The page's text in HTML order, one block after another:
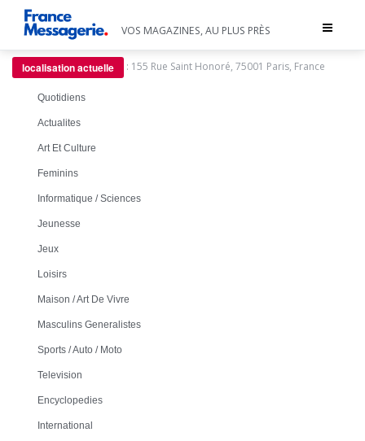
Toggle
VOS MAGAZINES, AU PLUS PRÈS
localisation actuelle : 155 Rue Saint Honoré, 75001 Paris, France
Quotidiens
Actualites
Art Et Culture
Feminins
Informatique / Sciences
Jeunesse
Jeux
Loisirs
Maison / Art De Vivre
Masculins Generalistes
Sports / Auto / Moto
Television
Encyclopedies
International